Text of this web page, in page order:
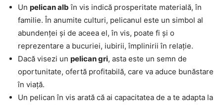
Un pelican alb în vis indică prosperitate materială, în
familie. În anumite culturi, pelicanul este un simbol al
abundenței și de aceea el, în vis, poate fi și o
reprezentare a bucuriei, iubirii, împlinirii în relație.
Dacă visezi un pelican gri, asta este un semn de
oportunitate, ofertă profitabilă, care va aduce bunăstare
în viață.
Un pelican în vis arată că ai capacitatea de a te adapta la